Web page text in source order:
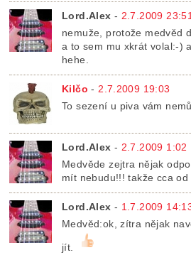
Lord.Alex - 2.7.2009 23:51
nemuže, protože medvěd
a to sem mu xkrát volal:-)
hehe.
Kilčo - 2.7.2009 19:03
To sezení u piva vám
Lord.Alex - 2.7.2009 1:02
Medvěde zejtra nějak
mít nebudu!!! takže cca od
Lord.Alex - 1.7.2009
Medvěd:ok, zítra nějak
jít.